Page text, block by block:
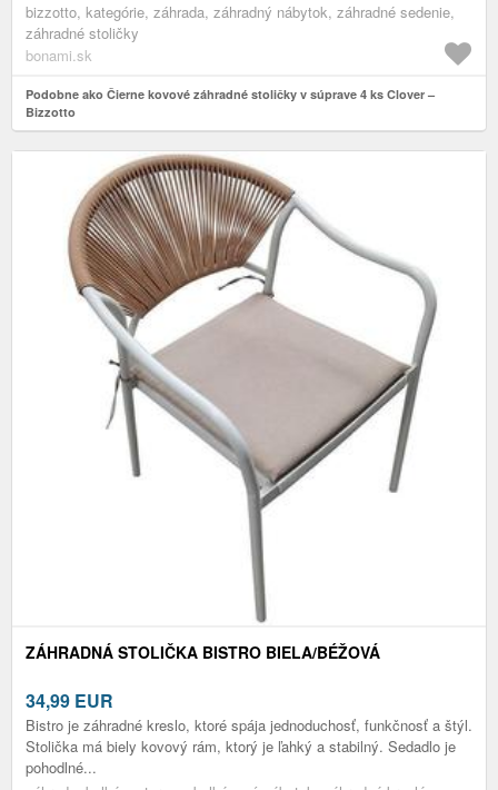
bizzotto, kategórie, záhrada, záhradný nábytok, záhradné sedenie,
záhradné stoličky
bonami.sk
Podobne ako Čierne kovové záhradné stoličky v súprave 4 ks Clover –
Bizzotto
ZÁHRADNÁ STOLIČKA BISTRO BIELA/BÉŽOVÁ
34,99 EUR
Bistro je záhradné kreslo, ktoré spája jednoduchosť, funkčnosť a štýl.
Stolička má biely kovový rám, ktorý je ľahký a stabilný. Sedadlo je
pohodlné...